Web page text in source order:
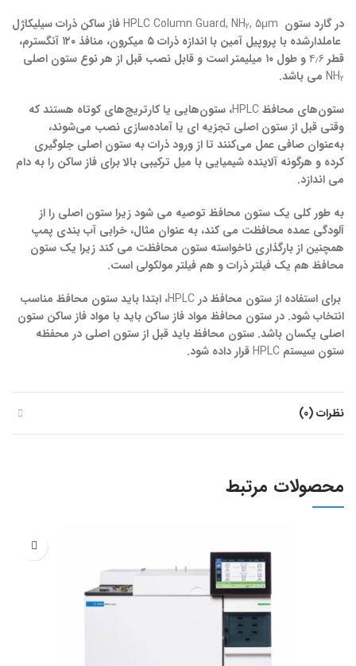
در گارد ستون
HPLC Column Guard, NH2, 5μm
فاز ساکن ذرات سیلیکاژل
عاملدارشده با پروپیل آمین با اندازه ذرات ۵ میکرون، منافذ ۱۲۰ آنگسترم،
قطر ۴٫۶و طول ۱۰ میلیمتر است و قابل نصب قبل از هر نوع ستون اصلی
NH2
می باشد.
ستون‌های محافظHPLC، ستون‌هایی یا کارتریج‌های کوتاه هستند که
وقتی قبل از ستون اصلی تجزیه ای یا آماده‌سازی نصب می‌شوند،
به‌عنوان صافی عمل می‌کنند تا از ورود ذرات به ستون اصلی جلوگیری
کرده و هرگونه آلاینده شیمیایی با میل ترکیبی بالا برای فاز ساکن را به دام
می اندازد.
به طور کلی یک ستون محافظ توصیه می شود زیرا ستون اصلی را از
آلودگی عمده محافظت می کند، به عنوان مثال، خرابی آب بندی پمپ
همچنین از بارگذاری ناخواسته ستون محافظت می کند زیرا یک ستون
محافظ هم یک فیلتر ذرات و هم فیلتر مولکولی است.
برای استفاده از ستون محافظ در HPLC، ابتدا باید ستون محافظ مناسب
انتخاب شود. در ستون محافظ مواد فاز ساکن باید با مواد فاز ساکن ستون
اصلی یکسان باشد. ستون محافظ باید قبل از ستون اصلی در محفظه
ستون سیستم HPLCقرار داده شود.
نظرات (0)
محصولات مرتبط